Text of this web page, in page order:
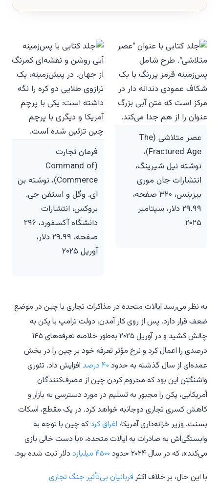
عصر متلاشی (The
Fractured Age)،
نوشته نیل شیرینگ،
انتشارات جان موری
بیزینس، ۳۲۰ صفحه،
۲۹.۹۹ دلار، سپتامبر
۲۰۲۵
فرمان تجارت
(Command of
Commerce)، نوشته بن
ای. وگل و استفن جی.
بروکس، انتشارات
دانشگاه آکسفورد، ۲۹۶
صفحه، ۲۹.۹۹ دلار،
آوریل ۲۰۲۵
به نظر می‌رسد ایالات متحده در مذاکرات تجاری با چین در موضع
ضعف قرار دارد. پس از روی کار آمدن، دولت ترامپ با پکن به
چالش کشید و در آوریل ۲۰۲۵ به‌طور خلاصه تعرفه‌های ۱۴۵
درصدی را اعمال کرد و نرخ مؤثر تعرفه خود بر چین را در بخش
عمده‌ای از سال گذشته به حدود ۴۰ درصد
افزایش داد. تئوری
واشنگتن این بود که محروم کردن چین از مصرف‌کنندگان
آمریکایی، پکن را مجبور به تسلیم در مورد دسترسی به بازار و
کاهش کسری تجاری دوجانبه خواهد کرد. در یک مقطع، اسکات
بسنت، وزیر خزانه‌داری آمریکا، اغراق کردکه چین با توجه به
وابستگی‌اش به صادرات به ایالات متحده، «با دست خالی بازی
می‌کند»، که در سال ۲۰۲۴ حدود
۴۵۰۰ میلیارد
دلار ثبت شده بود.
با این حال، بر خلاف اکثر قربانیان بی‌تأثیر جنگ تجاری